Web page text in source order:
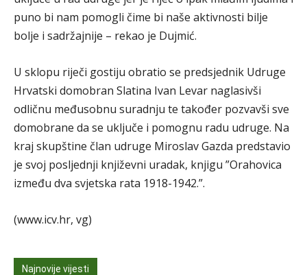
puno bi nam pomogli čime bi naše aktivnosti bilje
bolje i sadržajnije – rekao je Dujmić.
U sklopu riječi gostiju obratio se predsjednik Udruge
Hrvatski domobran Slatina Ivan Levar naglasivši
odličnu međusobnu suradnju te također pozvavši sve
domobrane da se uključe i pomognu radu udruge. Na
kraj skupštine član udruge Miroslav Gazda predstavio
je svoj posljednji književni uradak, knjigu ”Orahovica
između dva svjetska rata 1918-1942.”.
(www.icv.hr, vg)
Najnovije vijesti